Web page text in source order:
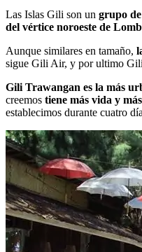
Las Islas Gili son un grupo
del vértice noroeste de
Aunque similares en tamaño,
sigue Gili Air, y por ultimo
Gili Trawangan es la más
creemos tiene más vida y
establecimos durante cuatro